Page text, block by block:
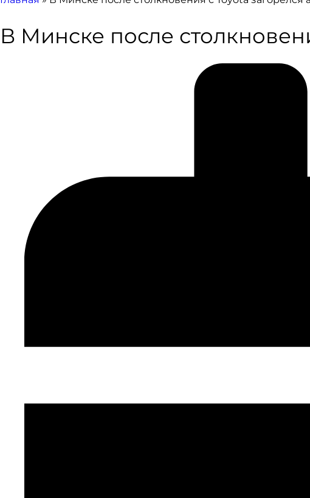
В Минске после